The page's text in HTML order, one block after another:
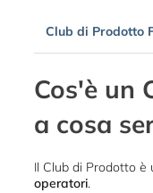
Club di Prodotto
Cos'è un
a cosa
Il Club di Prodotto è
operatori.